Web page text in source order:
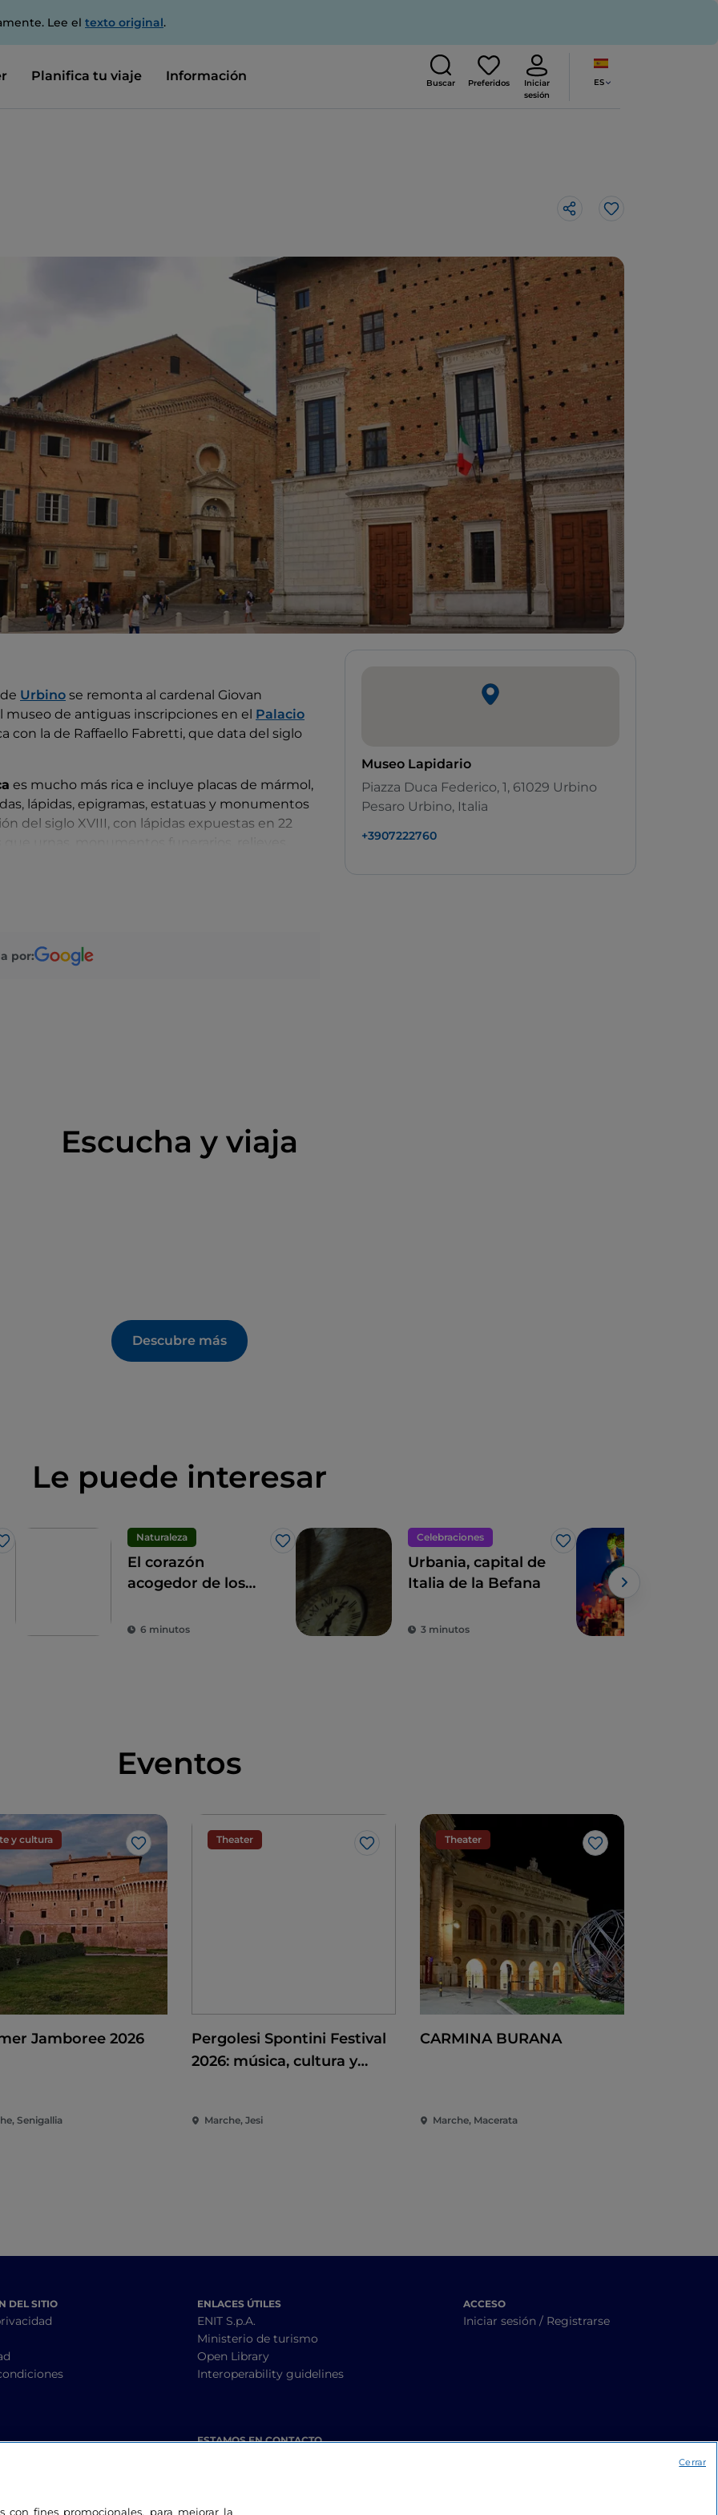
Lee el texto original.
Planifica tu viaje Información Buscar Preferidos
Iniciar
sesión
ES
Me gusta
Urbino se remonta al cardenal Giovan
de antiguas inscripciones en el Palacio
con la de Raffaello Fabretti, que data del siglo
es mucho más rica e incluye placas de mármol,
lápidas, epigramas, estatuas y monumentos
del siglo XVIII, con lápidas expuestas en 22
griego Eutropos.
por:
Museo Lapidario
Piazza Duca Federico, 1, 61029 Urbino
Pesaro Urbino, Italia
+3907222760
Escucha y viaja
Descubre más
Le puede interesar
Me gusta
Naturaleza
Me gusta
El corazón
acogedor de los
municipios de las
6 minutos
Celebraciones
Me gusta
Urbania, capital de
Italia de la Befana
3 minutos
Eventos
y cultura
Me gusta
Jamboree 2026
Senigallia
Theater
Me gusta
Pergolesi Spontini Festival
2026: música, cultura y
Marche, Jesi
Theater
Me gusta
CARMINA BURANA
Marche, Macerata
DEL SITIO ENLACES ÚTILES
ENIT S.p.A.
Ministerio de turismo
Open Library
Interoperability guidelines
ESTAMOS EN CONTACTO
ACCESO
Iniciar sesión / Registrarse
fines promocionales, para mejorar la
Cerrar